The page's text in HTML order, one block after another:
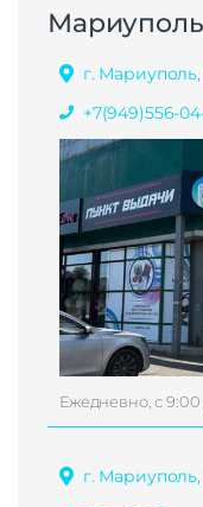
Мариуполь
г.
+7(949)556-
Ежедневно, с 9:00
г. Мариуполь,